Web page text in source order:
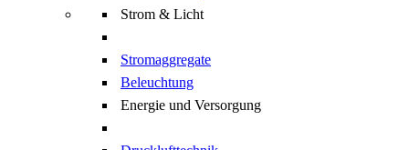
Strom & Licht
Stromaggregate
Beleuchtung
Energie und Versorgung